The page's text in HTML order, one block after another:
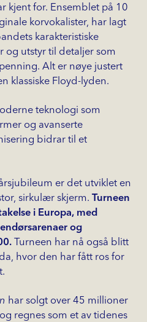
kjent for. Ensemblet på 10
korvokalister, har lagt
karakteristiske
og utstyr til detaljer som
Alt er nøye justert
klassiske Floyd-lyden.
teknologi som
og avanserte
bidrar til et
er det utviklet en
sirkulær skjerm. Turneen
i Europa, med
og
Turneen har nå også blitt
hvor den har fått ros for
har solgt over 45 millioner
regnes som et av tidenes